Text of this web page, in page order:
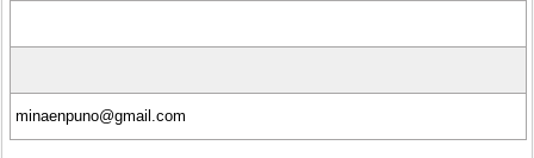
minaenpuno@gmail.com